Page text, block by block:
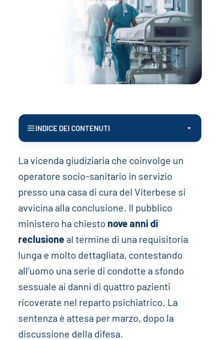
INDICE DEI CONTENUTI
La vicenda giudiziaria che coinvolge un
operatore socio-sanitario in servizio
presso una casa di cura del Viterbese si
avvicina alla conclusione. Il pubblico
ministero ha chiesto nove anni di
reclusioneal termine di una requisitoria
lunga e molto dettagliata, contestando
all’uomo una serie di condotte a sfondo
sessuale ai danni di quattro pazienti
ricoverate nel reparto psichiatrico. La
sentenza è attesa per marzo, dopo la
discussione della difesa.